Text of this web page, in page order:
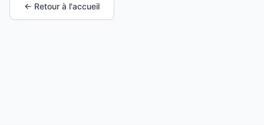
← Retour à l'accueil